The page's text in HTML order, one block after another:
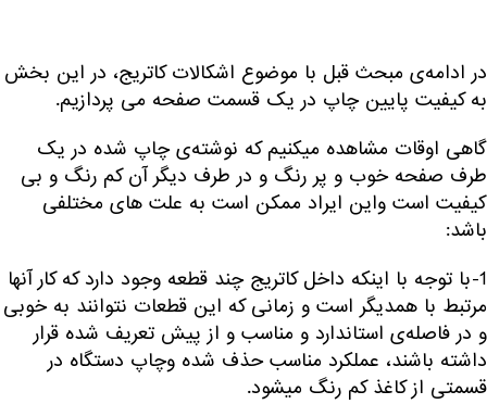
در ادامه‌ی مبحث قبل با موضوع اشکالات کاتریج، در این بخش
به کیفیت پایین چاپ در یک قسمت صفحه می پردازیم.
گاهی اوقات مشاهده میکنیم که نوشته‌ی چاپ شده در یک
طرف صفحه خوب و پر رنگ و در طرف دیگر آن کم رنگ و بی
کیفیت است واین ایراد ممکن است به علت های مختلفی
باشد:
1-با توجه با اینکه داخل کاتریج چند قطعه وجود دارد که کار آنها
مرتبط با همدیگر است و زمانی که این قطعات نتوانند به خوبی
و در فاصله‌ی استاندارد و مناسب و از پیش تعریف شده قرار
داشته باشند، عملکرد مناسب حذف شده وچاپ دستگاه در
قسمتی از کاغذ کم رنگ میشود.